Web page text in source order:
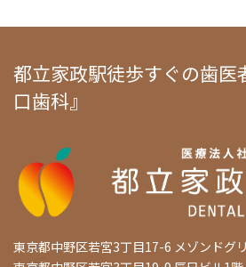
都立家政駅徒歩すぐの歯医
口歯科』
東京都中野区若宮3丁目17-6 メゾンドグ